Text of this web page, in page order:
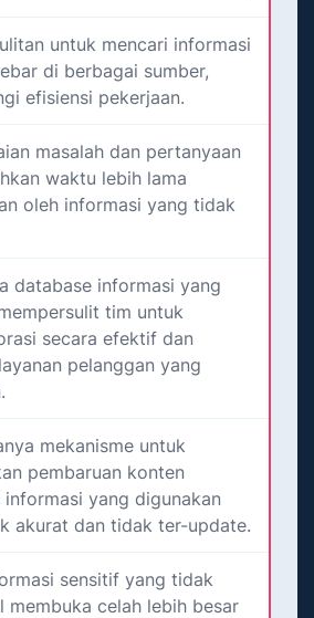
untuk mencari informasi
di berbagai sumber,
efisiensi pekerjaan.
masalah dan pertanyaan
waktu lebih lama
oleh informasi yang tidak
database informasi yang
tim untuk
secara efektif dan
pelanggan yang
mekanisme untuk
pembaruan konten
informasi yang digunakan
akurat dan tidak ter-update.
sensitif yang tidak
membuka celah lebih besar